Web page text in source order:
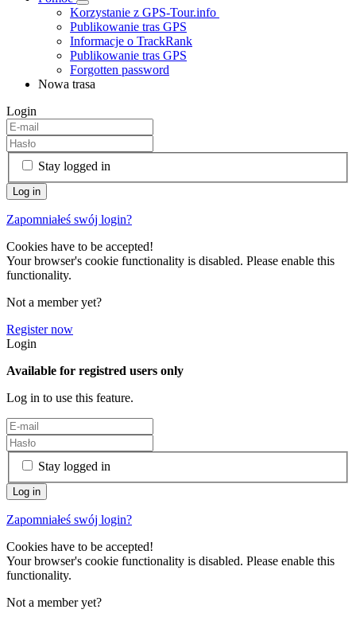
Korzystanie z GPS-Tour.info
Publikowanie tras GPS
Informacje o TrackRank
Publikowanie tras GPS
Forgotten password
Nowa trasa
Login
Stay logged in
Zapomniałeś swój login?
Cookies have to be accepted!
Your browser's cookie functionality is disabled. Please enable this
functionality.
Not a member yet?
Register now
Login
Available for registred users only
Log in to use this feature.
Stay logged in
Zapomniałeś swój login?
Cookies have to be accepted!
Your browser's cookie functionality is disabled. Please enable this
functionality.
Not a member yet?